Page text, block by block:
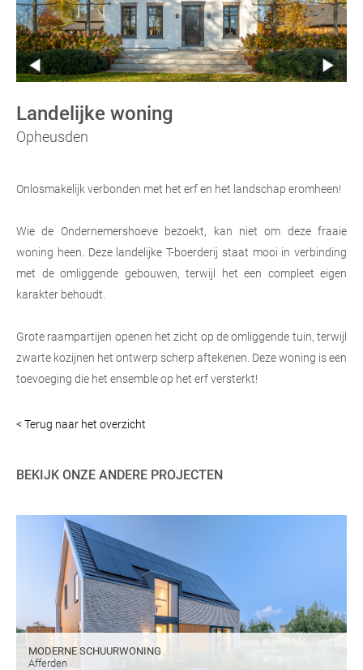
Landelijke woning
Opheusden
Onlosmakelijk verbonden met het erf en het landschap eromheen!
Wie de Ondernemershoeve bezoekt, kan niet om deze fraaie
woning heen. Deze landelijke T-boerderij staat mooi in verbinding
met de omliggende gebouwen, terwijl het een compleet eigen
karakter behoudt.
Grote raampartijen openen het zicht op de omliggende tuin, terwijl
zwarte kozijnen het ontwerp scherp aftekenen. Deze woning is een
toevoeging die het ensemble op het erf versterkt!
< Terug naar het overzicht
BEKIJK ONZE ANDERE PROJECTEN
MODERNE SCHUURWONING
Afferden